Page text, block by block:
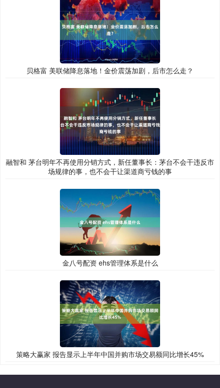
贝格富 美联储降息落地！金价震荡加剧，后市怎么走？
融智和 茅台明年不再使用分销方式，新任董事长：茅台不会干违反市
场规律的事，也不会干让渠道商亏钱的事
金八号配资 ehs管理体系是什么
策略大赢家 报告显示上半年中国并购市场交易额同比增长45%